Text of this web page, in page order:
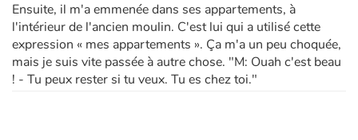
Ensuite, il m'a emmenée dans ses appartements, à
l'intérieur de l'ancien moulin. C'est lui qui a utilisé cette
expression « mes appartements ». Ça m'a un peu choquée,
mais je suis vite passée à autre chose. "M: Ouah c'est beau
! - Tu peux rester si tu veux. Tu es chez toi."